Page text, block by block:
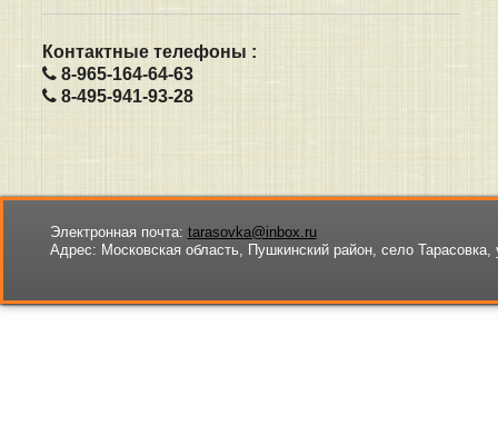
Контактные телефоны :
8-965-164-64-63
8-495-941-93-28
Электронная почта: tarasovka@inbox.ru
Адрес: Московская область, Пушкинский район, село